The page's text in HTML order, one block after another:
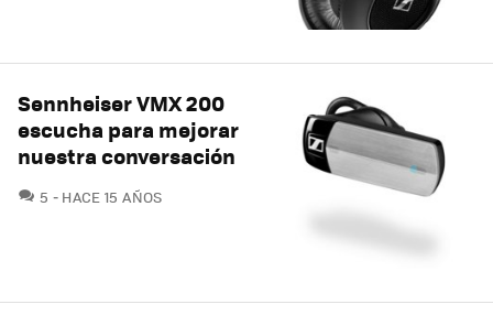
Sennheiser VMX 200
escucha para mejorar
nuestra conversación
5 COMENTARIOS
HACE 15 AÑOS